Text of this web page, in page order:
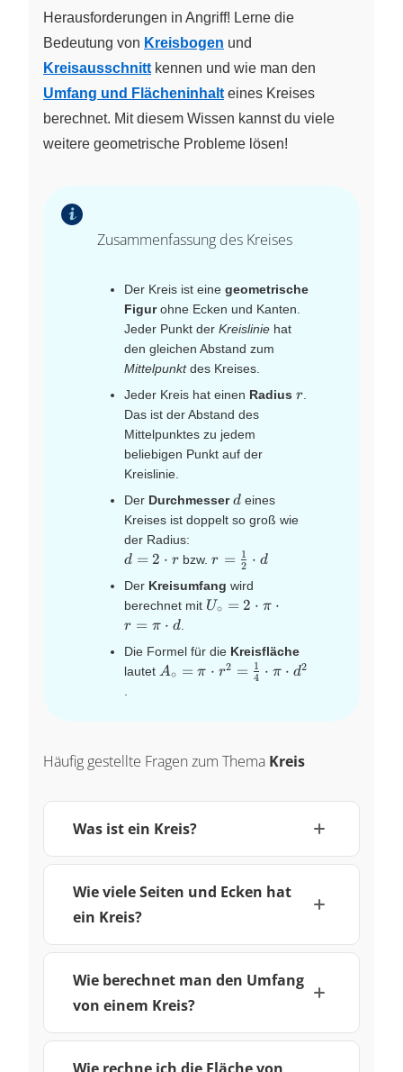
Herausforderungen in Angriff! Lerne die
Bedeutung von Kreisbogen und
Kreisausschnitt kennen und wie man den
Umfang und Flächeninhalt eines Kreises
berechnet. Mit diesem Wissen kannst du viele
weitere geometrische Probleme lösen!
Zusammenfassung des Kreises
Der Kreis ist eine geometrische
Figurohne Ecken und Kanten.
Jeder Punkt der Kreislinie hat
den gleichen Abstand zum
Mittelpunktdes Kreises.
Jeder Kreis hat einen Radius r
r
Das ist der Abstand des
Mittelpunktes zu jedem
beliebigen Punkt auf der
Kreislinie.
Der Durchmesserd
d eines
Kreises ist doppelt so groß wie
der Radius:
d = 2
r
d = 2 ⋅ r bzw.r =
{2}
\cdot d
r = 2
1 ⋅ d
Der Kreisumfang wird
berechnet mit U_{\circ}
r = \pi
\cdot d
U∘ = 2 ⋅ π ⋅
r = π ⋅ d.
Die Formel für die Kreisfläche
lautet A_{\circ}
{4} \cdot
A∘ = π ⋅ r2 = 4
1 ⋅ π ⋅ d2
Häufig gestellte Fragen zum Thema Kreis
Was ist ein Kreis?
Wie viele Seiten und Ecken hat
ein Kreis?
Wie berechnet man den Umfang
von einem Kreis?